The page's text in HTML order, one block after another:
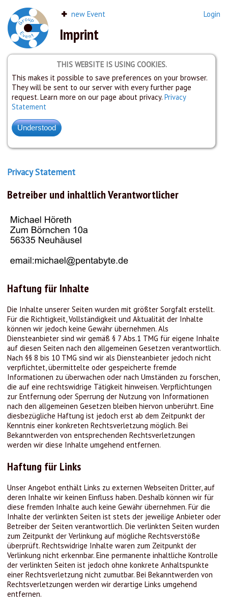
new Event Login
Imprint
THIS WEBSITE IS USING COOKIES.
This makes it possible to save preferences on your browser.
They will be sent to our server with every further page
request. Learn more on our page about privacy. Privacy
Statement
Privacy Statement
Betreiber und inhaltlich Verantwortlicher
Haftung für Inhalte
Die Inhalte unserer Seiten wurden mit größter Sorgfalt erstellt.
Für die Richtigkeit, Vollständigkeit und Aktualität der Inhalte
können wir jedoch keine Gewähr übernehmen. Als
Diensteanbieter sind wir gemäß § 7 Abs.1 TMG für eigene Inhalte
auf diesen Seiten nach den allgemeinen Gesetzen verantwortlich.
Nach §§ 8 bis 10 TMG sind wir als Diensteanbieter jedoch nicht
verpflichtet, übermittelte oder gespeicherte fremde
Informationen zu überwachen oder nach Umständen zu forschen,
die auf eine rechtswidrige Tätigkeit hinweisen. Verpflichtungen
zur Entfernung oder Sperrung der Nutzung von Informationen
nach den allgemeinen Gesetzen bleiben hiervon unberührt. Eine
diesbezügliche Haftung ist jedoch erst ab dem Zeitpunkt der
Kenntnis einer konkreten Rechtsverletzung möglich. Bei
Bekanntwerden von entsprechenden Rechtsverletzungen
werden wir diese Inhalte umgehend entfernen.
Haftung für Links
Unser Angebot enthält Links zu externen Webseiten Dritter, auf
deren Inhalte wir keinen Einfluss haben. Deshalb können wir für
diese fremden Inhalte auch keine Gewähr übernehmen. Für die
Inhalte der verlinkten Seiten ist stets der jeweilige Anbieter oder
Betreiber der Seiten verantwortlich. Die verlinkten Seiten wurden
zum Zeitpunkt der Verlinkung auf mögliche Rechtsverstöße
überprüft. Rechtswidrige Inhalte waren zum Zeitpunkt der
Verlinkung nicht erkennbar. Eine permanente inhaltliche Kontrolle
der verlinkten Seiten ist jedoch ohne konkrete Anhaltspunkte
einer Rechtsverletzung nicht zumutbar. Bei Bekanntwerden von
Rechtsverletzungen werden wir derartige Links umgehend
entfernen.